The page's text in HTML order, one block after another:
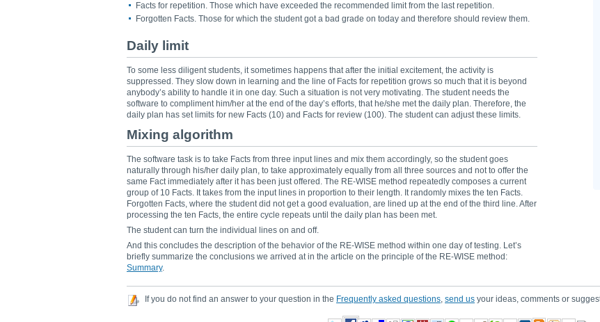
Facts for repetition. Those which have exceeded the recommended limit from the last repetition.
Forgotten Facts. Those for which the student got a bad grade on today and therefore should review them.
Daily limit
To some less diligent students, it sometimes happens that after the initial excitement, the activity is
suppressed. They slow down in learning and the line of Facts for repetition grows so much that it is beyond
anybody’s ability to handle it in one day. Such a situation is not very motivating. The student needs the
software to compliment him/her at the end of the day’s efforts, that he/she met the daily plan. Therefore, the
daily plan has set limits for new Facts (10) and Facts for review (100). The student can adjust these limits.
Mixing algorithm
The software task is to take Facts from three input lines and mix them accordingly, so the student goes
naturally through his/her daily plan, to take approximately equally from all three sources and not to offer the
same Fact immediately after it has been just offered. The RE-WISE method repeatedly composes a current
group of 10 Facts. It takes from the input lines in proportion to their length. It randomly mixes the ten Facts.
Forgotten Facts, where the student did not get a good evaluation, are lined up at the end of the third line. After
processing the ten Facts, the entire cycle repeats until the daily plan has been met.
The student can turn the individual lines on and off.
And this concludes the description of the behavior of the RE-WISE method within one day of testing. Let’s
briefly summarize the conclusions we arrived at in the article on the principle of the RE-WISE method:
Summary.
If you do not find an answer to your question in the Frequently asked questions, send us your ideas, comments or